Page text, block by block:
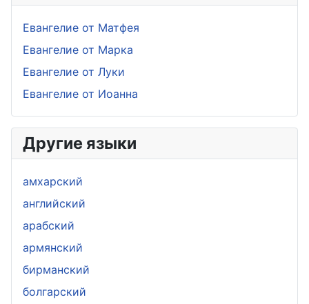
Евангелие от Матфея
Евангелие от Марка
Евангелие от Луки
Евангелие от Иоанна
Другие языки
амхарский
aнглийский
арабский
армянский
бирманский
болгарский